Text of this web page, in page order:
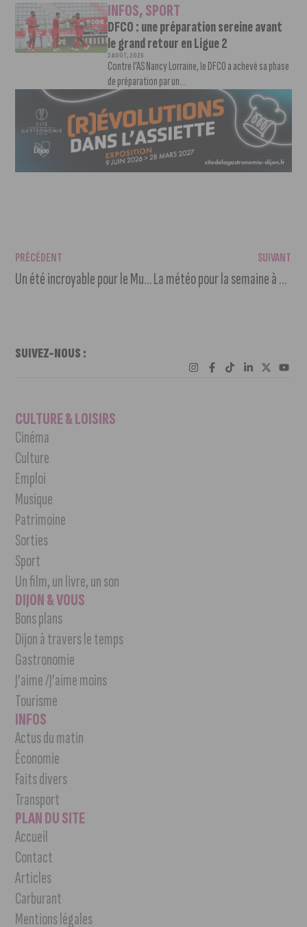
INFOS,SPORT
DFCO : une préparation sereine avant
le grand retour en Ligue 2
3 AOÛT, 2026
Contre l’AS Nancy Lorraine, le DFCO a achevé sa phase
de préparation par un...
PRÉCÉDENT
Un été incroyable pour le MuséoParc Alésia
SUIVANT
La météo pour la semaine à venir
SUIVEZ-NOUS :
CULTURE & LOISIRS
Cinéma
Culture
Emploi
Musique
Patrimoine
Sorties
Sport
Un film, un livre, un son
DIJON & VOUS
Bons plans
Dijon à travers le temps
Gastronomie
J’aime /J’aime moins
Tourisme
INFOS
Actus du matin
Économie
Faits divers
Transport
PLAN DU SITE
Accueil
Contact
Articles
Carburant
Mentions légales